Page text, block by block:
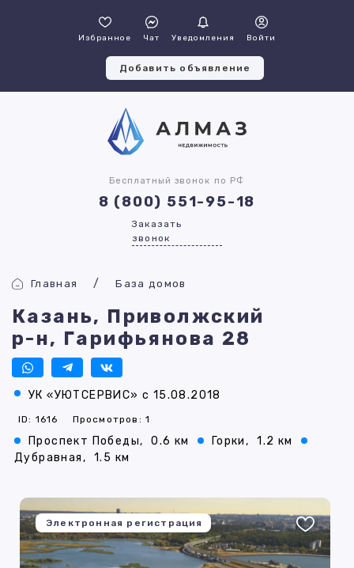
Избранное Чат Уведомления Войти
Добавить объявление
Бесплатный звонок по РФ
8 (800) 551-95-18
Заказать
звонок
Главная База домов
Казань, Приволжский
р-н, Гарифьянова 28
УК «УЮТСЕРВИС» с 15.08.2018
ID: 1616 Просмотров: 1
Проспект Победы, 0.6 км Горки,
1.2 км
Дубравная,
1.5 км
Электронная регистрация